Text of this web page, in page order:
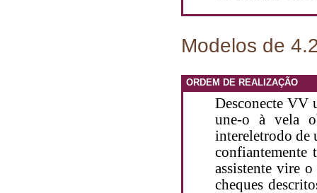
Modelos de
ORDEM DE REALIZAÇÃO
Desconecte VV
une-o à vela
intereletrodo de
confiantemente
assistente vire
cheques